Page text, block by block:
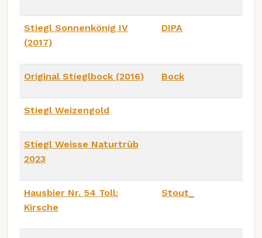
Stiegl Sonnenkönig IV
(2017)
DIPA
Original Stieglbock (2016) Bock
Stiegl Weizengold
Stiegl Weisse Naturtrüb
2023
Hausbier Nr. 54 Toll:
Kirsche
Stout_